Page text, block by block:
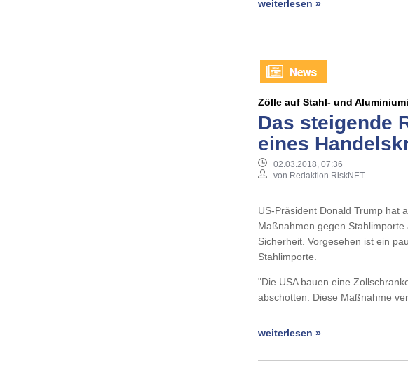
weiterlesen »
Zölle auf Stahl- und
Das steigende
eines
02.03.2018, 07:36
von Redaktion RiskNET
US-Präsident Donald Trump hat
Maßnahmen gegen
Sicherheit. Vorgesehen ist ein
Stahlimporte.
"Die USA bauen eine
abschotten. Diese Maßnahme
weiterlesen »